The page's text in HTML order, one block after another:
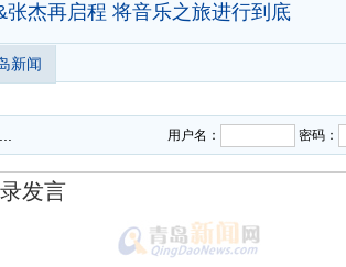
张杰再启程 将音乐之旅进行到底
新闻
用户名： 密码：